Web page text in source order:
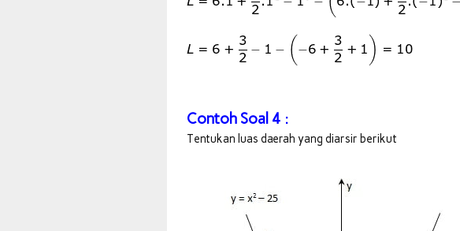
Contoh Soal 4 :
Tentukan luas daerah yang diarsir berikut